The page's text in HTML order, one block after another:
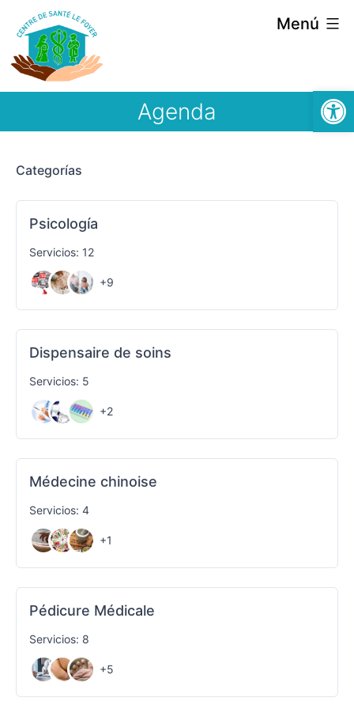
Abrir
Menú
Agenda
Categorías
Psicología
Servicios: 12
+9
Dispensaire de soins
Servicios: 5
+2
Médecine chinoise
Servicios: 4
+1
Pédicure Médicale
Servicios: 8
+5